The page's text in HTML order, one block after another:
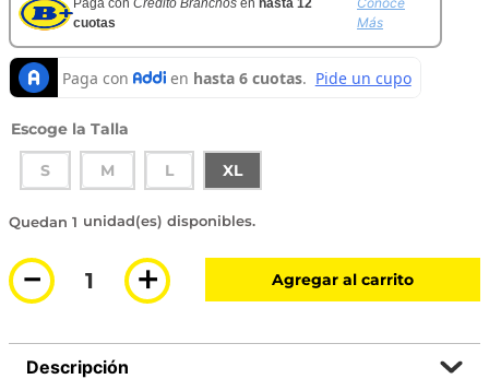
Paga con Crédito Branchos en hasta 12
cuotas
Más
Talla
S M L XL
1 disponible
＋
－ Agregar al carrito
Descripción